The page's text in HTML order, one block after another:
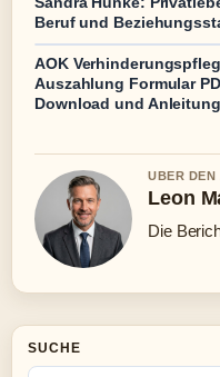
Beruf und
AOK
Auszahlung Formular
Download und Anleitung
UBER DEN
Leon
Die
SUCHE